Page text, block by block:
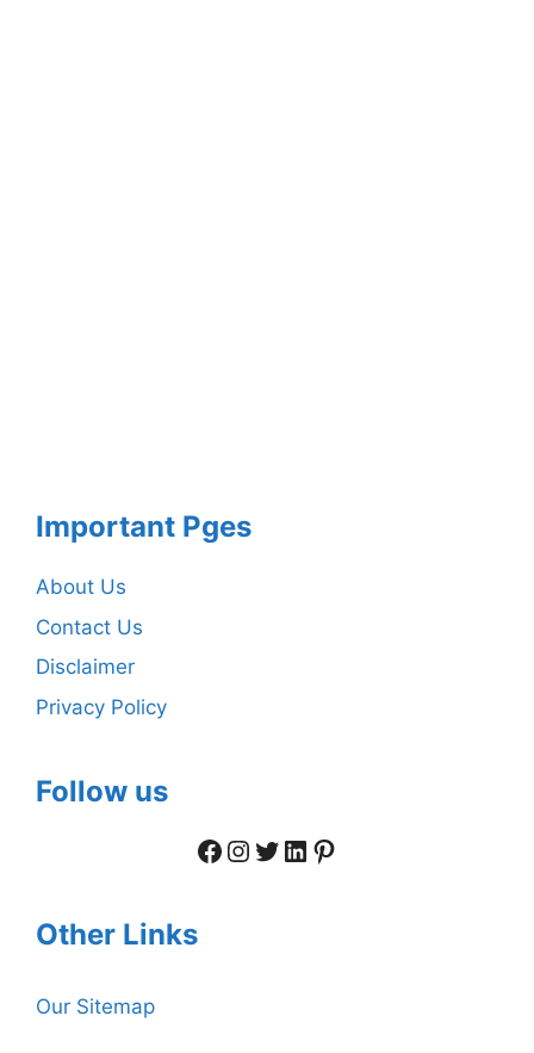
Important Pges
About Us
Contact Us
Disclaimer
Privacy Policy
Follow us
Facebook
Instagram
Twitter
LinkedIn
Pinterest
Other Links
Our Sitemap